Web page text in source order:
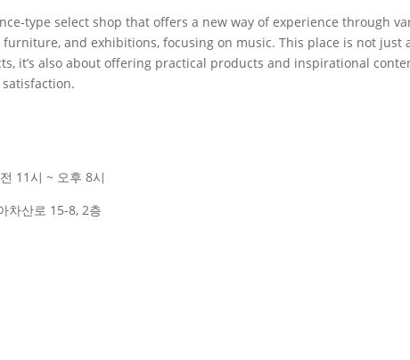
type select shop that offers a new way of experience through
furniture, and exhibitions, focusing on music. This place is not just
it’s also about offering practical products and inspirational
11시 ~ 오후 8시
차산로 15-8, 2층